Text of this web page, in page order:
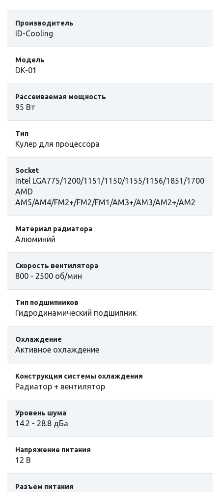
Производитель
ID-Cooling
Модель
DK-01
Рассеиваемая мощность
95 Вт
Тип
Кулер для процессора
Socket
Intel LGA775/1200/1151/1150/1155/1156/1851/1700
AMD
AM5/AM4/FM2+/FM2/FM1/AM3+/AM3/AM2+/AM2
Материал радиатора
Алюминий
Скорость вентилятора
800 - 2500 об/мин
Тип подшипников
Гидродинамический подшипник
Охлаждение
Активное охлаждение
Конструкция системы охлаждения
Радиатор + вентилятор
Уровень шума
14.2 - 28.8 дБа
Напряжение питания
12 В
Разъем питания